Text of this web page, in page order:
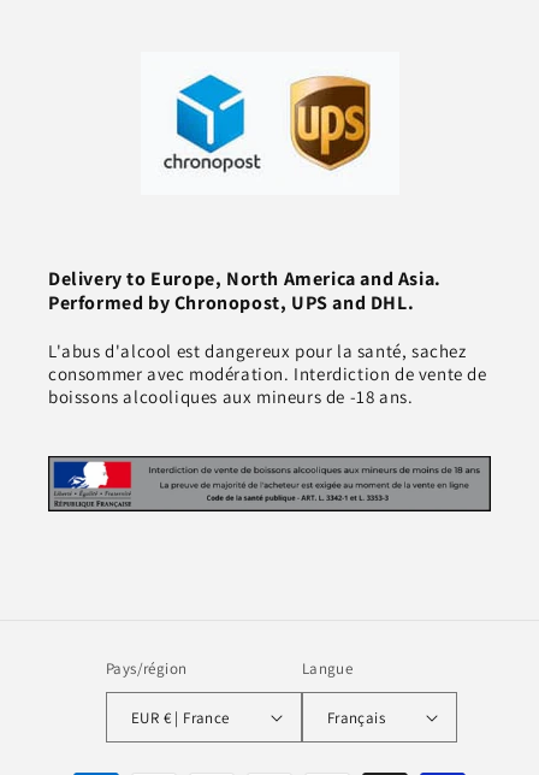
Delivery to Europe, North America and Asia.
Performed by Chronopost, UPS and DHL.
L'abus d'alcool est dangereux pour la santé, sachez
consommer avec modération. Interdiction de vente de
boissons alcooliques aux mineurs de -18 ans.
Pays/région
EUR € | France
Langue
Français